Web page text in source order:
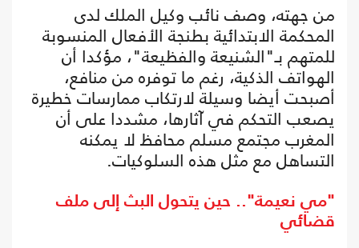
من جهته، وصف نائب وكيل الملك لدى
المحكمة الابتدائية بطنجة الأفعال المنسوبة
للمتهم بـ"الشنيعة والفظيعة"، مؤكدا أن
الهواتف الذكية، رغم ما توفره من منافع،
أصبحت أيضا وسيلة لارتكاب ممارسات خطيرة
يصعب التحكم في آثارها، مشددا على أن
المغرب مجتمع مسلم محافظ لا يمكنه
التساهل مع مثل هذه السلوكيات.
"مي نعيمة".. حين يتحول البث إلى ملف
قضائي